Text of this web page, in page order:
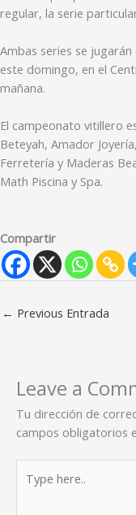
regular, la serie
Ambas series se
este domingo, en el
mañana.
El campeonato vitillero
Beteyah, Amador
Ferretería y Maderas
Math Piscina y Spa.
Compartir
← Previous Entrada
Leave a
Tu dirección de
campos obligatorios
here..